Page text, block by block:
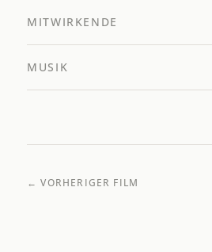
MITWIRKENDE
MUSIK
← VORHERIGER FILM